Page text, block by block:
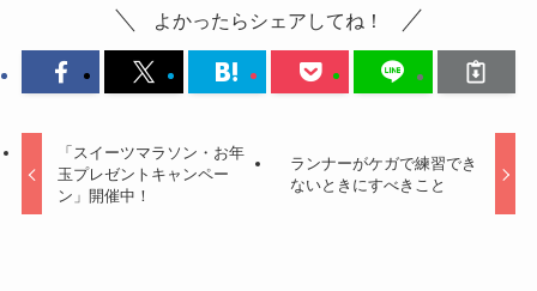
よかったらシェアしてね！
「スイーツマラソン・お年
玉プレゼントキャンペー
ン」開催中！
ランナーがケガで練習でき
ないときにすべきこと